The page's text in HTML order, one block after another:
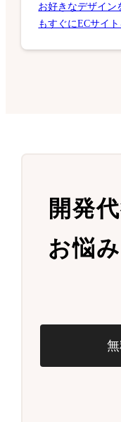
お好きなデザイン
もすぐにECサイ
開発
お悩